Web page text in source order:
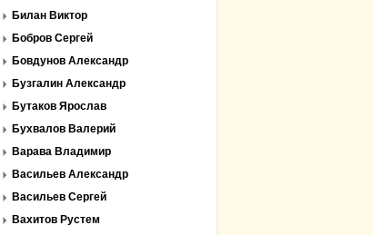
Билан Виктор
Бобров Сергей
Бовдунов Александр
Бузгалин Александр
Бутаков Ярослав
Бухвалов Валерий
Варава Владимир
Васильев Александр
Васильев Сергей
Вахитов Рустем